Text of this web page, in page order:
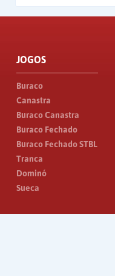
JOGOS
Buraco
Canastra
Buraco Canastra
Buraco Fechado
Buraco Fechado STBL
Tranca
Dominó
Sueca